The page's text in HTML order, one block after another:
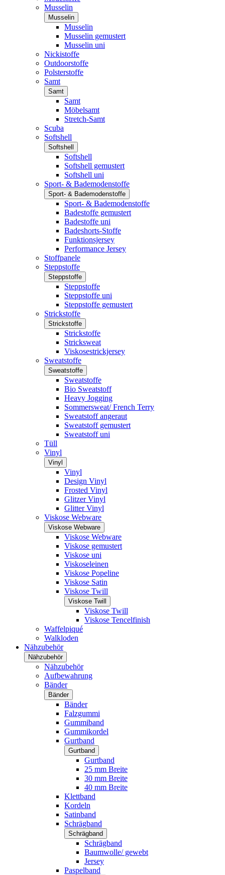
Musselin
Musselin
Musselin
Musselin gemustert
Musselin uni
Nickistoffe
Outdoorstoffe
Polsterstoffe
Samt
Samt
Samt
Möbelsamt
Stretch-Samt
Scuba
Softshell
Softshell
Softshell
Softshell gemustert
Softshell uni
Sport- & Bademodenstoffe
Sport- & Bademodenstoffe
Sport- & Bademodenstoffe
Badestoffe gemustert
Badestoffe uni
Badeshorts-Stoffe
Funktionsjersey
Performance Jersey
Stoffpanele
Steppstoffe
Steppstoffe
Steppstoffe
Steppstoffe uni
Steppstoffe gemustert
Strickstoffe
Strickstoffe
Strickstoffe
Stricksweat
Viskosestrickjersey
Sweatstoffe
Sweatstoffe
Sweatstoffe
Bio Sweatstoff
Heavy Jogging
Sommersweat/ French Terry
Sweatstoff angeraut
Sweatstoff gemustert
Sweatstoff uni
Tüll
Vinyl
Vinyl
Vinyl
Design Vinyl
Frosted Vinyl
Glitzer Vinyl
Glitter Vinyl
Viskose Webware
Viskose Webware
Viskose Webware
Viskose gemustert
Viskose uni
Viskoseleinen
Viskose Popeline
Viskose Satin
Viskose Twill
Viskose Twill
Viskose Twill
Viskose Tencelfinish
Waffelpiqué
Walkloden
Nähzubehör
Nähzubehör
Nähzubehör
Aufbewahrung
Bänder
Bänder
Bänder
Falzgummi
Gummiband
Gummikordel
Gurtband
Gurtband
Gurtband
25 mm Breite
30 mm Breite
40 mm Breite
Klettband
Kordeln
Satinband
Schrägband
Schrägband
Schrägband
Baumwolle/ gewebt
Jersey
Paspelband